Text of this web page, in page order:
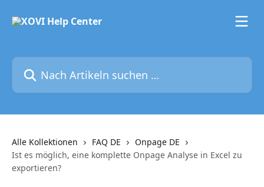
Nach Artikeln suchen …
Alle Kollektionen FAQ DE
Onpage DE
Ist es möglich, eine komplette Onpage Analyse in Excel zu
exportieren?